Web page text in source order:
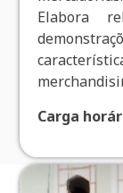
Elabora
Carga